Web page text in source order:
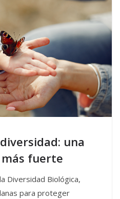
una
más fuerte
Diversidad Biológica,
para proteger